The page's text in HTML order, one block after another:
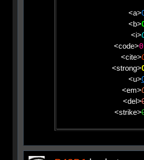
<a>
<b>
<i>
<code>
<cite>
<strong>
<u>
<em>
<del>
<strike>